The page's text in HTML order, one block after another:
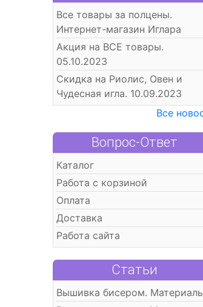
Все товары за полцены.
Интернет-магазин Иглара
Акция на ВСЕ товары.
05.10.2023
Скидка на Риолис, Овен и
Чудесная игла. 10.09.2023
Все
Вопрос-Ответ
Каталог
Работа с корзиной
Оплата
Доставка
Работа сайта
Статьи
Вышивка бисером.